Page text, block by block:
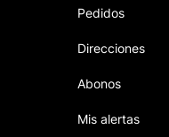
Pedidos
Direcciones
Abonos
Mis alertas